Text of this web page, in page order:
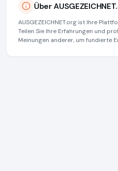
Über
AUSGEZEICHNET.org ist Ihre
Teilen Sie Ihre Erfahrungen und
Meinungen anderer, um fundierte